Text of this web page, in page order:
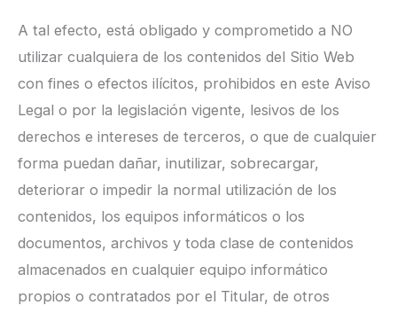
A tal efecto, está obligado y comprometido a NO
utilizar cualquiera de los contenidos del Sitio Web
con fines o efectos ilícitos, prohibidos en este Aviso
Legal o por la legislación vigente, lesivos de los
derechos e intereses de terceros, o que de cualquier
forma puedan dañar, inutilizar, sobrecargar,
deteriorar o impedir la normal utilización de los
contenidos, los equipos informáticos o los
documentos, archivos y toda clase de contenidos
almacenados en cualquier equipo informático
propios o contratados por el Titular, de otros